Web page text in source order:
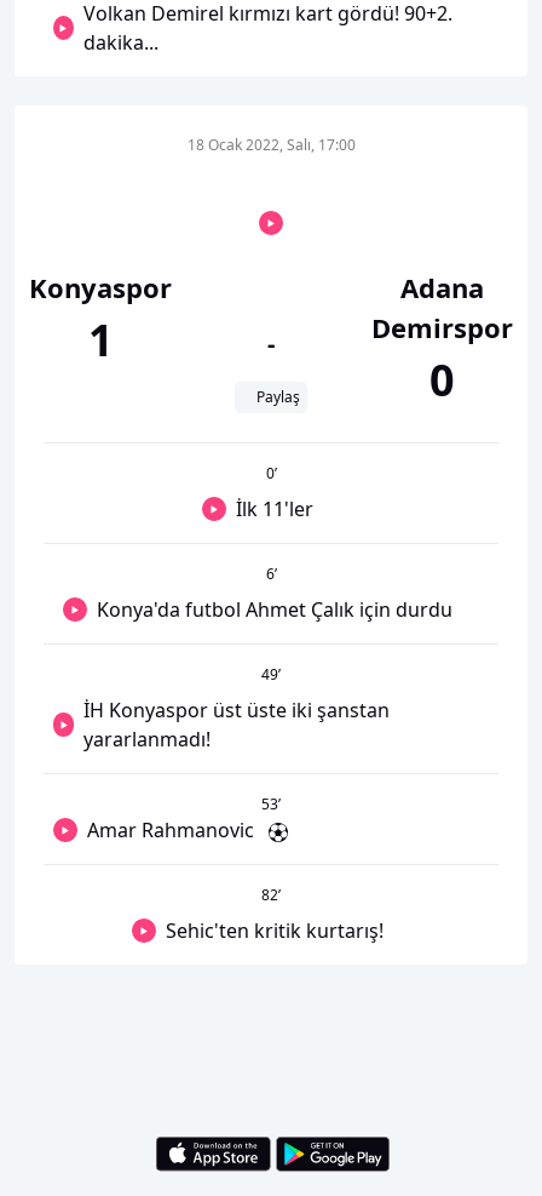
Volkan Demirel kırmızı kart gördü! 90+2.
dakika...
Konyaspor
1
18 Ocak 2022, Salı, 17:00
-
Paylaş
Adana
Demirspor
0
0’
İlk 11'ler
6’
Konya'da futbol Ahmet Çalık için durdu
49’
İH Konyaspor üst üste iki şanstan
yararlanmadı!
53’
Amar Rahmanovic
82’
Sehic'ten kritik kurtarış!